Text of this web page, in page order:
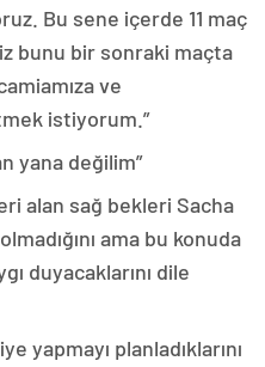
Bu sene içerde 11 maç
bunu bir sonraki maçta
ve
istiyorum.”
yana değilim”
alan sağ bekleri Sacha
ama bu konuda
duyacaklarını dile
yapmayı planladıklarını